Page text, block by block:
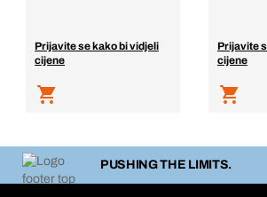
Prijavite se kako bi vidjeli
cijene
Prijavite
cijene
PUSHING THE LIMITS.